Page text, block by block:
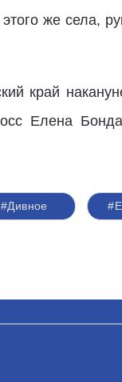
же села,
край
Елена
#Дивное